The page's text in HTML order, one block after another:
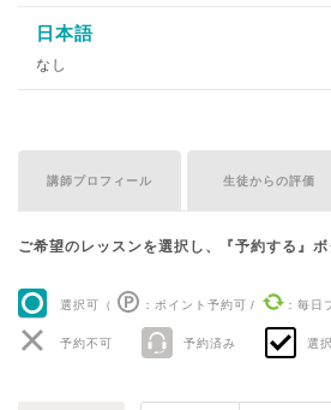
日本語
なし
講師プロフィール 生徒からの評価
ご希望のレッスンを選択し、『予約する』ボ
選択可（ ：ポイント予約可 / ：毎日
予約不可 予約済み 選